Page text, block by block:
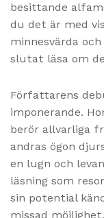
besittande
du det är med
minnesvärda
slutat läsa om
Författarens
imponerande.
berör allvarliga
andras ögon
en lugn och
läsning som
sin potential
missad